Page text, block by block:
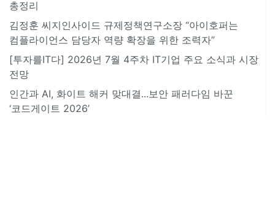
총정리
김정훈 씨지인사이드 규제정책연구소장 “아이호퍼는
컴플라이언스 담당자 역량 확장을 위한 조력자”
[투자를IT다] 2026년 7월 4주차 IT기업 주요 소식과 시장
전망
인간과 AI, 화이트 해커 맞대결...보안 패러다임 바꾼
‘코드게이트 2026’